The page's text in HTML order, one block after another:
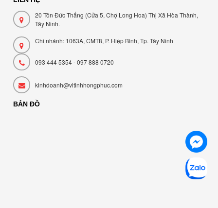
20 Tôn Đức Thắng (Cửa 5, Chợ Long Hoa) Thị Xã Hòa Thành,
Tây Ninh.
Chi nhánh: 1063A, CMT8, P. Hiệp Bình, Tp. Tây Ninh
093 444 5354 - 097 888 0720
kinhdoanh@vitinhhongphuc.com
BẢN ĐỒ